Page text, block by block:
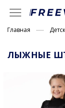
Главная
ЛЫЖНЫЕ